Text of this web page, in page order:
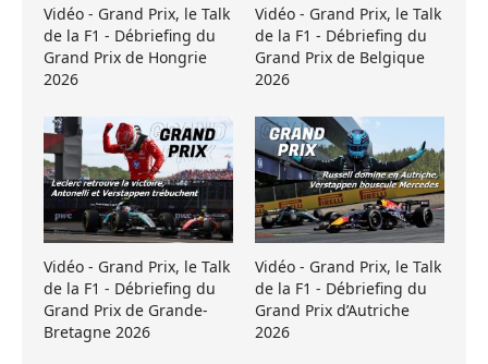
Vidéo - Grand Prix, le Talk
de la F1 - Débriefing du
Grand Prix de Hongrie
2026
Vidéo - Grand Prix, le Talk
de la F1 - Débriefing du
Grand Prix de Belgique
2026
Vidéo - Grand Prix, le Talk
de la F1 - Débriefing du
Grand Prix de Grande-
Bretagne 2026
Vidéo - Grand Prix, le Talk
de la F1 - Débriefing du
Grand Prix d’Autriche
2026